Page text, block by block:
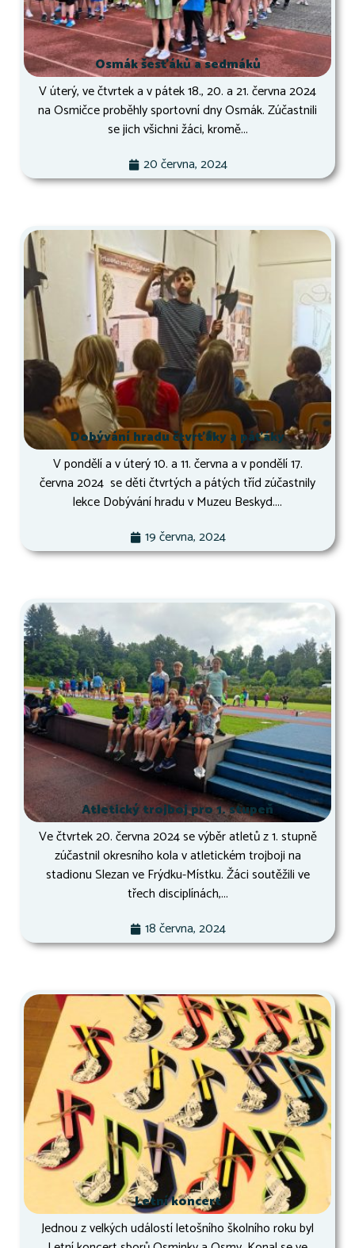
Osmák šesťáků a sedmáků
V úterý, ve čtvrtek a v pátek 18., 20. a 21. června 2024
na Osmičce proběhly sportovní dny Osmák. Zúčastnili
se jich všichni žáci, kromě...
20 června, 2024
Dobývání hradu čtvrťáky a páťáky
V pondělí a v úterý 10. a 11. června a v pondělí 17.
června 2024 se děti čtvrtých a pátých tříd zúčastnily
lekce Dobývání hradu v Muzeu Beskyd....
19 června, 2024
Atletický trojboj pro 1. stupeň
Ve čtvrtek 20. června 2024 se výběr atletů z 1. stupně
zúčastnil okresního kola v atletickém trojboji na
stadionu Slezan ve Frýdku-Místku. Žáci soutěžili ve
třech disciplínách,...
18 června, 2024
Letní koncert
Jednou z velkých událostí letošního školního roku byl